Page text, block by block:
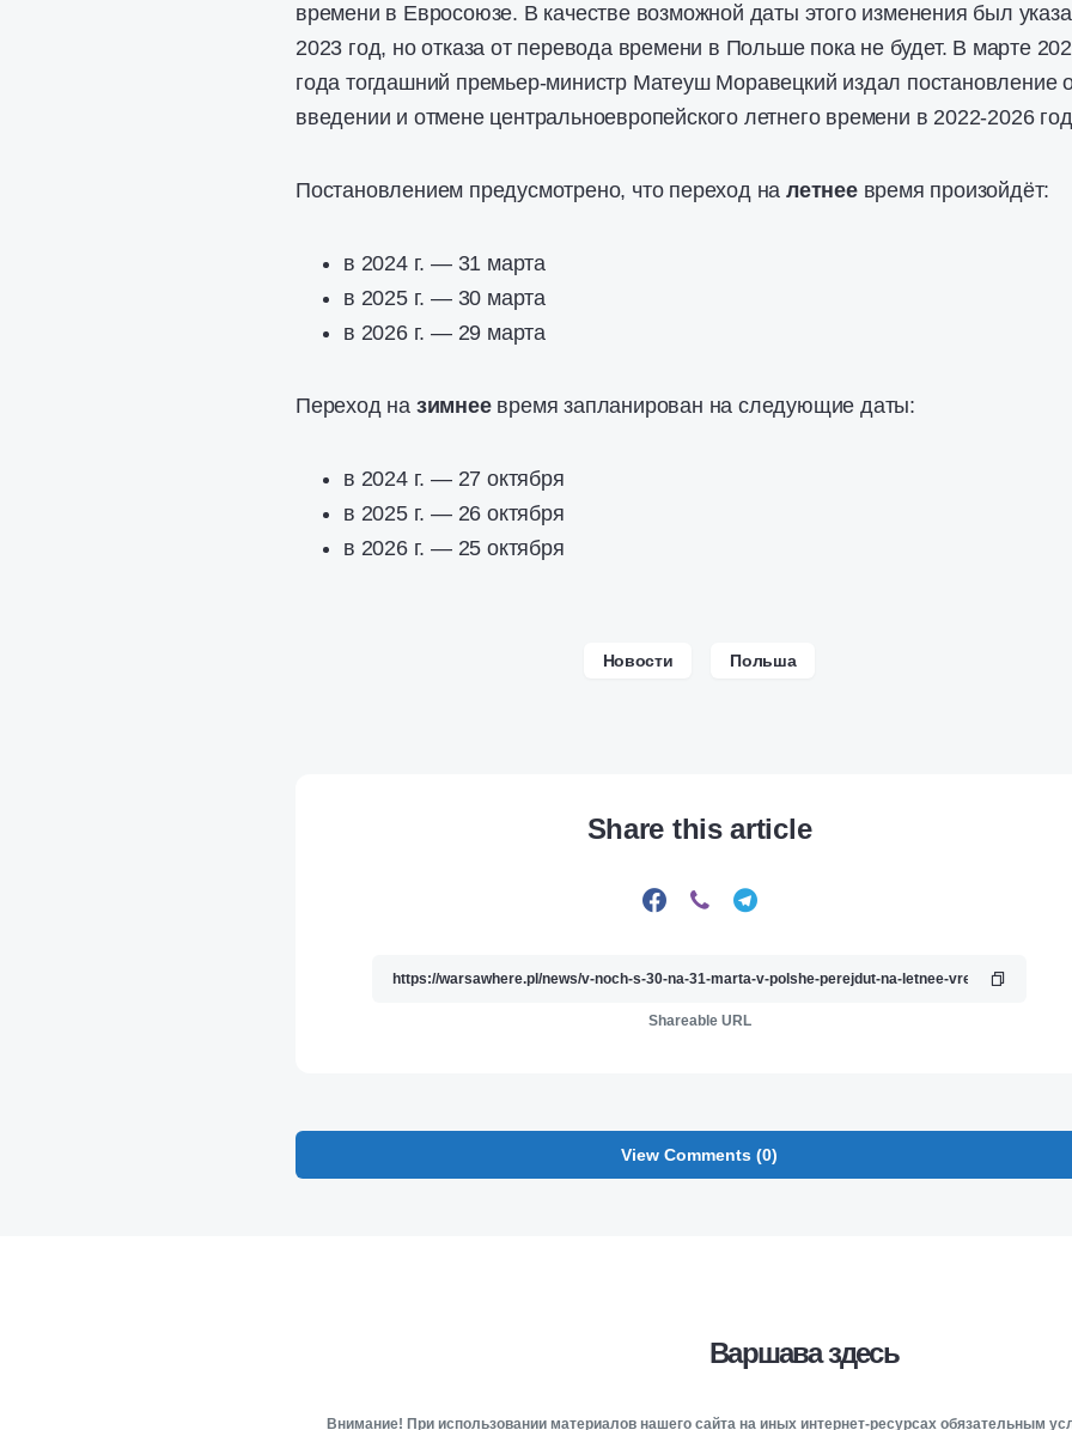
времени в Евросоюзе. В качестве возможной даты этого изменения был
2023 год, но отказа от перевода времени в Польше пока не будет. В марте
года тогдашний премьер-министр Матеуш Моравецкий издал постановление
введении и отмене центральноевропейского летнего времени в 2022-2026
Постановлением предусмотрено, что переход на летнеевремя произойдёт:
в 2024 г. — 31 марта
в 2025 г. — 30 марта
в 2026 г. — 29 марта
Переход на зимнеевремя запланирован на следующие даты:
в 2024 г. — 27 октября
в 2025 г. — 26 октября
в 2026 г. — 25 октября
Новости Польша
Share this article
Shareable URL
View Comments (0)
Варшава здесь
Внимание! При использовании материалов нашего сайта на иных интернет-ресурсах обязательным